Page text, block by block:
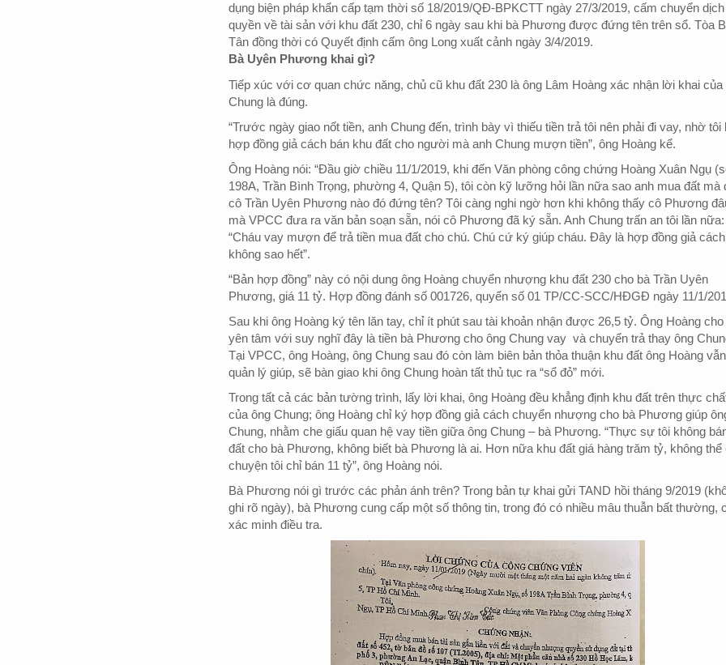
dụng biện pháp khẩn cấp tạm thời số 18/2019/QĐ-BPKCTT ngày 27/3/2019, cấm chuyển dịch
quyền về tài sản với khu đất 230, chỉ 6 ngày sau khi bà Phương được đứng tên trên sổ. Tòa
Tân đồng thời có Quyết định cấm ông Long xuất cảnh ngày 3/4/2019.
Bà Uyên Phương khai gì?
Tiếp xúc với cơ quan chức năng, chủ cũ khu đất 230 là ông Lâm Hoàng xác nhận lời khai của
Chung là đúng.
“Trước ngày giao nốt tiền, anh Chung đến, trình bày vì thiếu tiền trả tôi nên phải đi vay, nhờ tôi
hợp đồng giả cách bán khu đất cho người mà anh Chung mượn tiền”, ông Hoàng kể.
Ông Hoàng nói: “Đầu giờ chiều 11/1/2019, khi đến Văn phòng công chứng Hoàng Xuân Ngụ
198A, Trần Bình Trọng, phường 4, Quận 5), tôi còn kỹ lưỡng hỏi lần nữa sao anh mua đất mà
cô Trần Uyên Phương nào đó đứng tên? Tôi càng nghi ngờ hơn khi không thấy cô Phương
mà VPCC đưa ra văn bản soạn sẵn, nói cô Phương đã ký sẵn. Anh Chung trấn an tôi lần nữa:
“Cháu vay mượn để trả tiền mua đất cho chú. Chú cứ ký giúp cháu. Đây là hợp đồng giả
không sao hết”.
“Bản hợp đồng” này có nội dung ông Hoàng chuyển nhượng khu đất 230 cho bà Trần Uyên
Phương, giá 11 tỷ. Hợp đồng đánh số 001726, quyển số 01 TP/CC-SCC/HĐGĐ ngày 11/1/
Sau khi ông Hoàng ký tên lăn tay, chỉ ít phút sau tài khoản nhận được 26,5 tỷ. Ông Hoàng
yên tâm với suy nghĩ đây là tiền bà Phương cho ông Chung vay và chuyển trả thay ông
Tại VPCC, ông Hoàng, ông Chung sau đó còn làm biên bản thỏa thuận khu đất ông Hoàng vẫn
quản lý giúp, sẽ bàn giao khi ông Chung hoàn tất thủ tục ra “sổ đỏ” mới.
Trong tất cả các bản tường trình, lấy lời khai, ông Hoàng đều khẳng định khu đất trên thực
của ông Chung; ông Hoàng chỉ ký hợp đồng giả cách chuyển nhượng cho bà Phương giúp
Chung, nhằm che giấu quan hệ vay tiền giữa ông Chung – bà Phương. “Thực sự tôi không
đất cho bà Phương, không biết bà Phương là ai. Hơn nữa khu đất giá hàng trăm tỷ, không thể
chuyện tôi chỉ bán 11 tỷ”, ông Hoàng nói.
Bà Phương nói gì trước các phản ánh trên? Trong bản tự khai gửi TAND hồi tháng 9/2019
ghi rõ ngày), bà Phương cung cấp một số thông tin, trong đó có nhiều mâu thuẫn bất thường,
xác minh điều tra.